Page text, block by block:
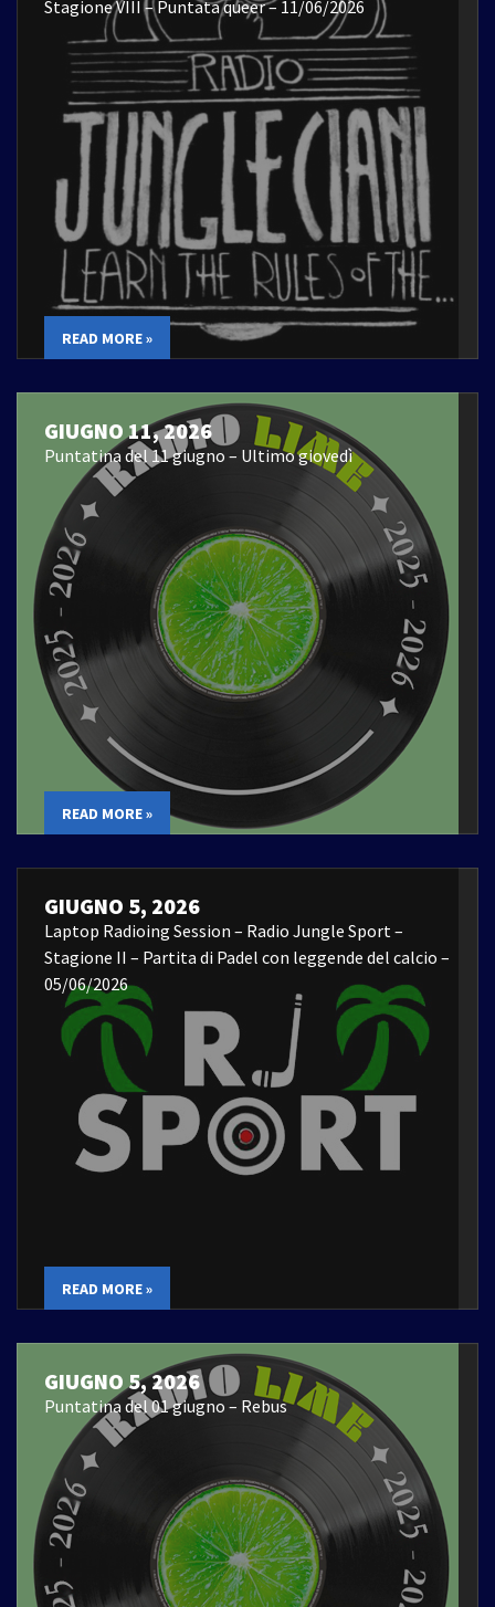
Stagione VIII – Puntata queer – 11/06/2026
READ MORE »
GIUGNO 11, 2026
Puntatina del 11 giugno – Ultimo giovedì
READ MORE »
GIUGNO 5, 2026
Laptop Radioing Session – Radio Jungle Sport –
Stagione II – Partita di Padel con leggende del calcio –
05/06/2026
READ MORE »
GIUGNO 5, 2026
Puntatina del 01 giugno – Rebus